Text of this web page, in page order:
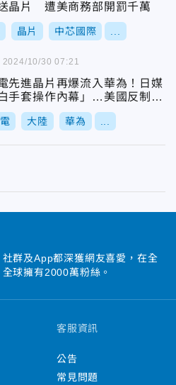
晶片 遭美商務部開罰千萬
晶片 中芯國際
先進晶片再爆流入華為！日媒
手套操作內幕」…美國反制手
大陸 華為
2024/10/30 07:21
群及App都深獲網友喜愛，在全
球擁有2000萬粉絲。
客服資訊
公告
常見問題